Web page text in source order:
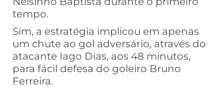
tempo.
Sim, a estratégia implicou em apenas
um chute ao gol adversário, através do
atacante Iago Dias, aos 48 minutos,
para fácil defesa do goleiro Bruno
Ferreira.